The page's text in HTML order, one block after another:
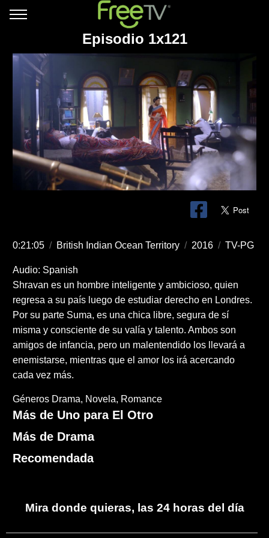
Episodio 1x121
0:21:05 / British Indian Ocean Territory / 2016 / TV-PG
Audio: Spanish
Shravan es un hombre inteligente y ambicioso, quien
regresa a su país luego de estudiar derecho en Londres.
Por su parte Suma, es una chica libre, segura de sí
misma y consciente de su valía y talento. Ambos son
amigos de infancia, pero un malentendido los llevará a
enemistarse, mientras que el amor los irá acercando
cada vez más.
Géneros Drama Novela Romance
Más de Uno para El Otro
Más de Drama
Recomendada
Mira donde quieras, las 24 horas del día